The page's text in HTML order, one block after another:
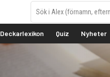
Deckarlexikon Quiz Nyheter